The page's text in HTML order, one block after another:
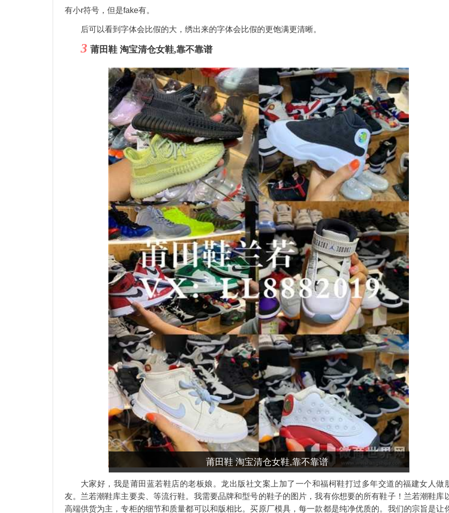
有小r符号，但是fake有。
后可以看到字体会比假的大，绣出来的字体会比假的更饱满更清晰。
3 莆田鞋 淘宝清仓女鞋,靠不靠谱
莆田鞋 淘宝清仓女鞋,靠不靠谱
大家好，我是莆田蓝若鞋店的老板娘。龙出版社文案上加了一个和福柯鞋打过多年交道的福建女人做
友。兰若潮鞋库主要卖、等流行鞋。我需要品牌和型号的鞋子的图片，我有你想要的所有鞋子！兰若潮鞋库
高端供货为主，专柜的细节和质量都可以和版相比。买原厂模具，每一款都是纯净优质的。我们的宗旨是让